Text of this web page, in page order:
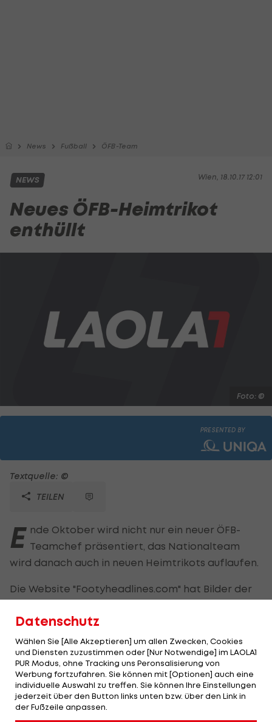
News Fußball ÖFB-Team
Wien, 18.10.17 12:01
NEWS
Neues ÖFB-Heimtrikot
enthüllt
Foto: ©
PRESENTED BY
Textquelle: ©
TEILEN
E nde Oktober wird nicht nur ein neuer ÖFB-
Teamchef präsentiert, das Nationalteam
wird danach auch in neuen Heimtrikots auflaufen.
Die Website "Footyheadlines.com" hat Bilder der
der gleichen Vorlage wie das neue Trikot von
Italien, ist gänzlich in rot gehalten, wobei die
Ärmel dunkler sind.
Als Muster ist auf der Vorderseite des Trikots eine
Berglandschaft zu sehen (siehe Bilder). Weiße
Hosen und rote Socken komplettieren das neue
Datenschutz
Wählen Sie [Alle Akzeptieren] um allen Zwecken, Cookies
und Diensten zuzustimmen oder [Nur Notwendige] im LAOLA1
PUR Modus, ohne Tracking uns Peronsalisierung von
Werbung fortzufahren. Sie können mit [Optionen] auch eine
individuelle Auswahl zu treffen. Sie können Ihre Einstellungen
jederzeit über den Button links unten bzw. über den Link in
der Fußzeile anpassen.